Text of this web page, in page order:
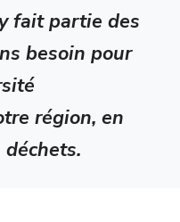
fait partie des
besoin pour
région, en